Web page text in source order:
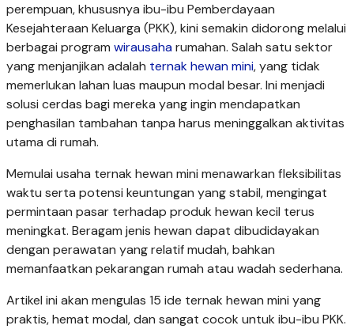
perempuan, khususnya ibu-ibu Pemberdayaan
Kesejahteraan Keluarga (PKK), kini semakin didorong melalui
berbagai program wirausaharumahan. Salah satu sektor
yang menjanjikan adalah ternak hewan mini, yang tidak
memerlukan lahan luas maupun modal besar. Ini menjadi
solusi cerdas bagi mereka yang ingin mendapatkan
penghasilan tambahan tanpa harus meninggalkan aktivitas
utama di rumah.
Memulai usaha ternak hewan mini menawarkan fleksibilitas
waktu serta potensi keuntungan yang stabil, mengingat
permintaan pasar terhadap produk hewan kecil terus
meningkat. Beragam jenis hewan dapat dibudidayakan
dengan perawatan yang relatif mudah, bahkan
memanfaatkan pekarangan rumah atau wadah sederhana.
Artikel ini akan mengulas 15 ide ternak hewan mini yang
praktis, hemat modal, dan sangat cocok untuk ibu-ibu PKK.